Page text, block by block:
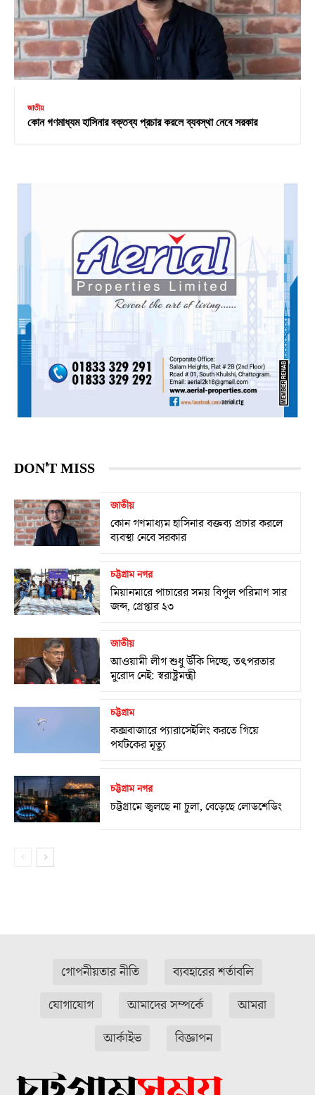
জাতীয়
কোন গণমাধ্যম হাসিনার বক্তব্য প্রচার করলে ব্যবস্থা নেবে সরকার
DON'T MISS
জাতীয়
কোন গণমাধ্যম হাসিনার বক্তব্য প্রচার করলে
ব্যবস্থা নেবে সরকার
চট্টগ্রাম নগর
মিয়ানমারে পাচারের সময় বিপুল পরিমাণ সার
জব্দ, গ্রেপ্তার ২৩
জাতীয়
আওয়ামী লীগ শুধু উঁকি দিচ্ছে, তৎপরতার
মুরোদ নেই: স্বরাষ্ট্রমন্ত্রী
চট্টগ্রাম
কক্সবাজারে প্যারাসেইলিং করতে গিয়ে
পর্যটকের মৃত্যু
চট্টগ্রাম নগর
চট্টগ্রামে জ্বলছে না চুলা, বেড়েছে লোডশেডিং
গোপনীয়তার নীতি
ব্যবহারের শর্তাবলি
যোগাযোগ
আমাদের সম্পর্কে
আমরা
আর্কাইভ
বিজ্ঞাপন